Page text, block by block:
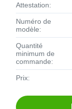
Attestation:
Numéro de
modèle:
Quantité
minimum de
commande:
Prix: